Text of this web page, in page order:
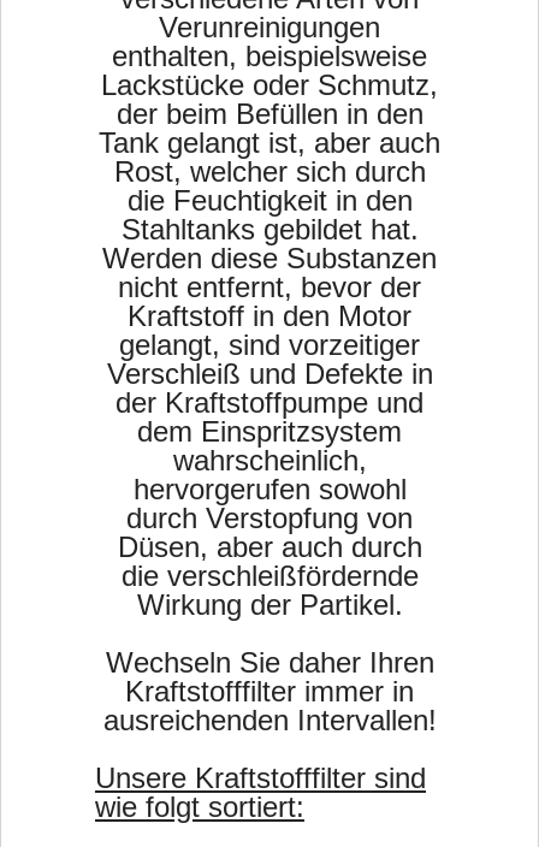
Verunreinigungen
enthalten, beispielsweise
Lackstücke oder Schmutz,
der beim Befüllen in den
Tank gelangt ist, aber auch
Rost, welcher sich durch
die Feuchtigkeit in den
Stahltanks gebildet hat.
Werden diese Substanzen
nicht entfernt, bevor der
Kraftstoff in den Motor
gelangt, sind vorzeitiger
Verschleiß und Defekte in
der Kraftstoffpumpe und
dem Einspritzsystem
wahrscheinlich,
hervorgerufen sowohl
durch Verstopfung von
Düsen, aber auch durch
die verschleißfördernde
Wirkung der Partikel.
Wechseln Sie daher Ihren
Kraftstofffilter immer in
ausreichenden Intervallen!
Unsere Kraftstofffilter sind
wie folgt sortiert: